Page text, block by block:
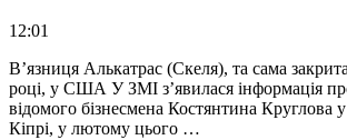
12:01
В’язниця Алькатрас (Скеля), та сама
році, у США У ЗМІ з’явилася інформація
відомого бізнесмена Костянтина Круглова
Кіпрі, у лютому цього …